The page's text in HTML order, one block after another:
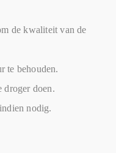
de kwaliteit van de
te behouden.
droger doen.
nodig.